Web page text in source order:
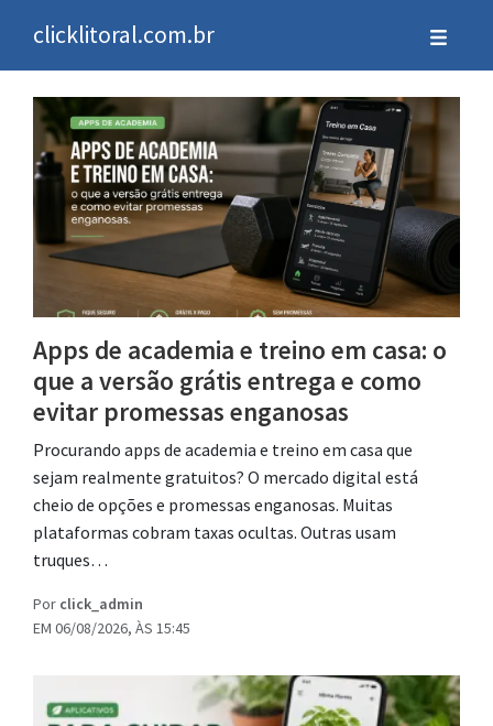
clicklitoral.com.br
Apps de academia e treino em casa: o
que a versão grátis entrega e como
evitar promessas enganosas
Procurando apps de academia e treino em casa que
sejam realmente gratuitos? O mercado digital está
cheio de opções e promessas enganosas. Muitas
plataformas cobram taxas ocultas. Outras usam
truques…
Por click_admin
EM 06/08/2026, ÀS 15:45